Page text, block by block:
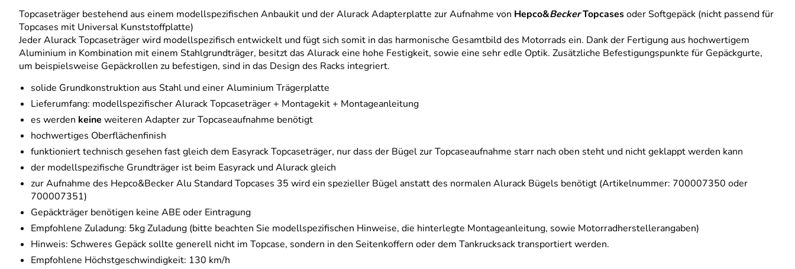
Topcaseträger bestehend aus einem modellspezifischen Anbaukit und der Alurack Adapterplatte zur Aufnahme von Hepco&BeckerTopcasesoder Softgepäck (nicht passend für
Topcases mit Universal Kunststoffplatte)
Jeder Alurack Topcaseträger wird modellspezifisch entwickelt und fügt sich somit in das harmonische Gesamtbild des Motorrads ein. Dank der Fertigung aus hochwertigem
Aluminium in Kombination mit einem Stahlgrundträger, besitzt das Alurack eine hohe Festigkeit, sowie eine sehr edle Optik. Zusätzliche Befestigungspunkte für Gepäckgurte,
um beispielsweise Gepäckrollen zu befestigen, sind in das Design des Racks integriert.
solide Grundkonstruktion aus Stahl und einer Aluminium Trägerplatte
Lieferumfang: modellspezifischer Alurack Topcaseträger + Montagekit + Montageanleitung
es werden keine weiteren Adapter zur Topcaseaufnahme benötigt
hochwertiges Oberflächenfinish
funktioniert technisch gesehen fast gleich dem Easyrack Topcaseträger, nur dass der Bügel zur Topcaseaufnahme starr nach oben steht und nicht geklappt werden kann
der modellspezifische Grundträger ist beim Easyrack und Alurack gleich
zur Aufnahme des Hepco&Becker Alu Standard Topcases 35 wird ein spezieller Bügel anstatt des normalen Alurack Bügels benötigt (Artikelnummer: 700007350 oder
700007351)
Gepäckträger benötigen keine ABE oder Eintragung
Empfohlene Zuladung: 5kg Zuladung (bitte beachten Sie modellspezifischen Hinweise, die hinterlegte Montageanleitung, sowie Motorradherstellerangaben)
Hinweis: Schweres Gepäck sollte generell nicht im Topcase, sondern in den Seitenkoffern oder dem Tankrucksack transportiert werden.
Empfohlene Höchstgeschwindigkeit: 130 km/h